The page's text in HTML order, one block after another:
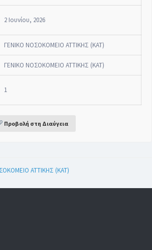
2 Ιουνίου, 2026
ΓΕΝΙΚΟ ΝΟΣΟΚΟΜΕΙΟ ΑΤΤΙΚΗΣ (ΚΑΤ)
ΓΕΝΙΚΟ ΝΟΣΟΚΟΜΕΙΟ ΑΤΤΙΚΗΣ (ΚΑΤ)
1
Προβολή στη Διαύγεια
ΑΤΤΙΚΗΣ (ΚΑΤ)